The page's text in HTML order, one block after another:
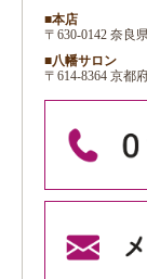
■本店
〒630-0142 奈良
■八幡サロン
〒614-8364 京都